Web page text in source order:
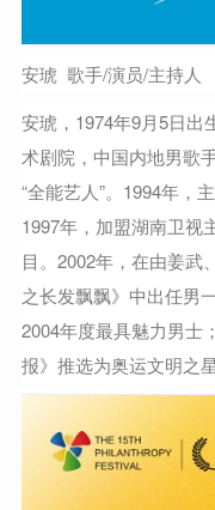
安琥 歌手/演员/主持人
安琥，1974年9月5日出
术剧院，中国内地男歌
“全能艺人”。1994年，
1997年，加盟湖南卫视
目。2002年，在由姜武
之长发飘飘》中出任男
2004年度最具魅力男士
报》推选为奥运文明之星